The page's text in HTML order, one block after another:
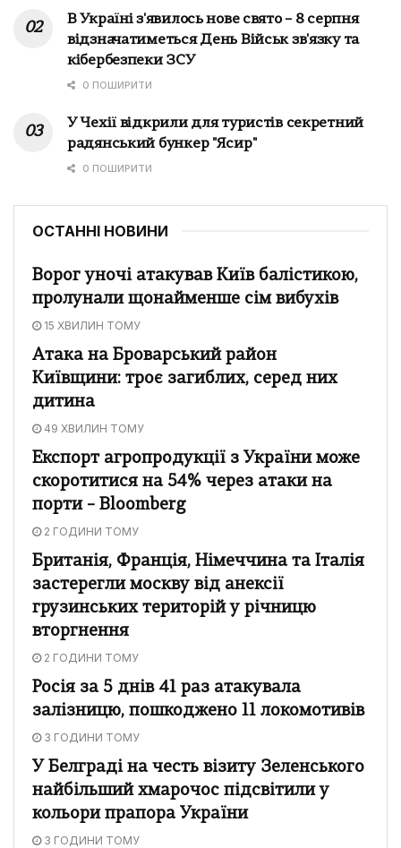
В Україні з'явилось нове свято – 8 серпня
відзначатиметься День Військ зв'язку та
кібербезпеки ЗСУ
0 ПОШИРИТИ
У Чехії відкрили для туристів секретний
радянський бункер "Ясир"
0 ПОШИРИТИ
ОСТАННІ НОВИНИ
Ворог уночі атакував Київ балістикою,
пролунали щонайменше сім вибухів
15 ХВИЛИН ТОМУ
Атака на Броварський район
Київщини: троє загиблих, серед них
дитина
49 ХВИЛИН ТОМУ
Експорт агропродукції з України може
скоротитися на 54% через атаки на
порти – Bloomberg
2 ГОДИНИ ТОМУ
Британія, Франція, Німеччина та Італія
застерегли москву від анексії
грузинських територій у річницю
вторгнення
2 ГОДИНИ ТОМУ
Росія за 5 днів 41 раз атакувала
залізницю, пошкоджено 11 локомотивів
3 ГОДИНИ ТОМУ
У Белграді на честь візиту Зеленського
найбільший хмарочос підсвітили у
кольори прапора України
3 ГОДИНИ ТОМУ